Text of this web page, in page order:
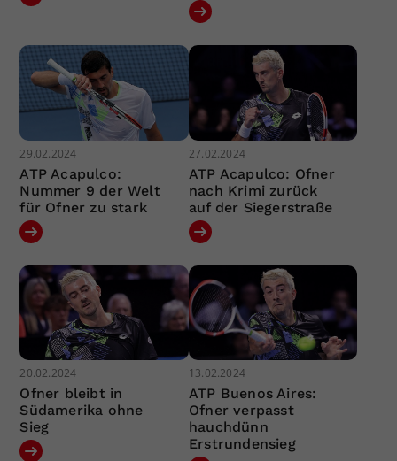
29.02.2024
ATP Acapulco:
Nummer 9 der Welt
für Ofner zu stark
27.02.2024
ATP Acapulco: Ofner
nach Krimi zurück
auf der Siegerstraße
20.02.2024
Ofner bleibt in
Südamerika ohne
Sieg
13.02.2024
ATP Buenos Aires:
Ofner verpasst
hauchdünn
Erstrundensieg